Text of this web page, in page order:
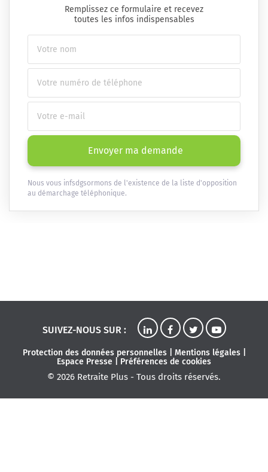
Remplissez ce formulaire et recevez
toutes les infos indispensables
Envoyer ma demande
Nous vous infsdgsormons de l'existence de la liste d'opposition
au démarchage téléphonique.
SUIVEZ-NOUS SUR :
Protection des données personnelles| Mentions légales|
Espace Presse
Préférences de cookies
© 2026 Retraite Plus - Tous droits réservés.